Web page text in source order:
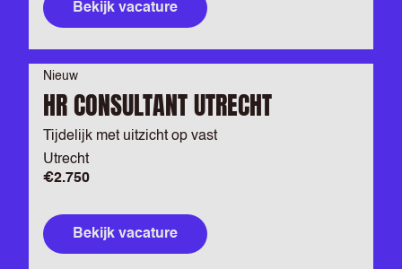
Bekijk vacature
Nieuw
HR CONSULTANT UTRECHT
Tijdelijk met uitzicht op vast
Utrecht
€2.750
Bekijk vacature